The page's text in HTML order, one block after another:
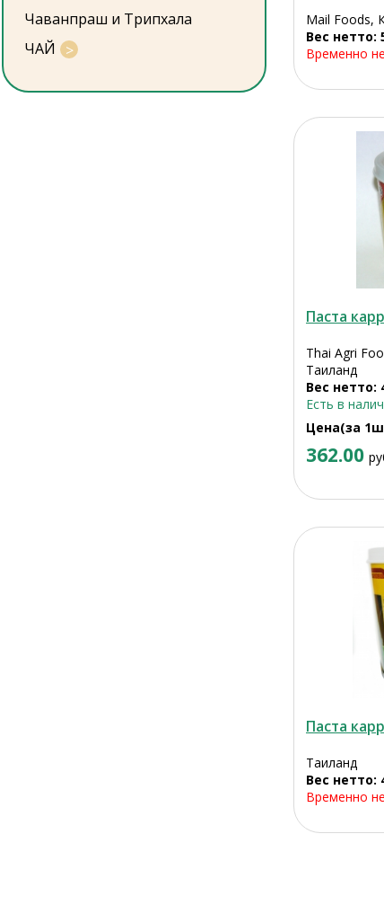
Чаванпраш и Трипхала
ЧАЙ
Mail Foods,
Вес нетто:
Временно
Паста
Thai Agri
Таиланд
Вес нетто:
Есть в
Цена(за
362.00
Паста
Таиланд
Вес нетто:
Временно